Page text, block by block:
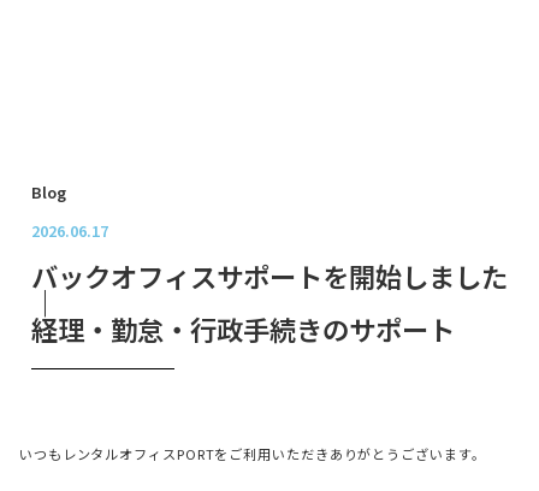
Blog
2026.06.17
バックオフィスサポートを開始しました
｜
経理・勤怠・行政手続きのサポート
いつもレンタルオフィスPORTをご利用いただきありがとうございます。